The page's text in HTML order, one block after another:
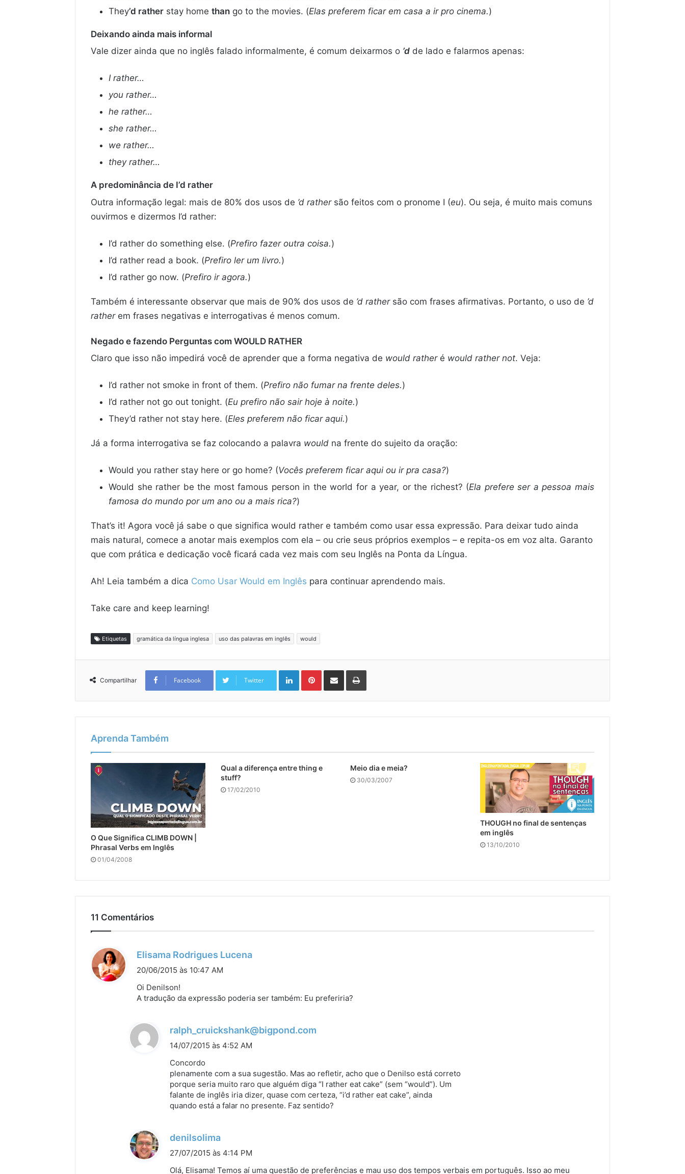
They’d rather stay home than go to the movies. (Elas preferem ficar em casa a ir pro cinema.)
Deixando ainda mais informal
Vale dizer ainda que no inglês falado informalmente, é comum deixarmos o ’d de lado e falarmos apenas:
I rather…
you rather…
he rather…
she rather…
we rather…
they rather…
A predominância de I’d rather
Outra informação legal: mais de 80% dos usos de ’d rathersão feitos com o pronome I (eu). Ou seja, é muito mais comuns
ouvirmos e dizermos I’d rather:
I’d rather do something else. (Prefiro fazer outra coisa.)
I’d rather read a book. (Prefiro ler um livro.)
I’d rather go now. (Prefiro ir agora.)
Também é interessante observar que mais de 90% dos usos de ’d rathersão com frases afirmativas. Portanto, o uso de ’d
ratherem frases negativas e interrogativas é menos comum.
Negado e fazendo Perguntas com WOULD RATHER
Claro que isso não impedirá você de aprender que a forma negativa de would ratheré would rather not. Veja:
I’d rather not smoke in front of them. (Prefiro não fumar na frente deles.)
I’d rather not go out tonight. (Eu prefiro não sair hoje à noite.)
They’d rather not stay here. (Eles preferem não ficar aqui.)
Já a forma interrogativa se faz colocando a palavra would na frente do sujeito da oração:
Would you rather stay here or go home? (Vocês preferem ficar aqui ou ir pra casa?)
Would she rather be the most famous person in the world for a year, or the richest? (Ela prefere ser a pessoa mais
famosa do mundo por um ano ou a mais rica?)
That’s it! Agora você já sabe o que significa would rather e também como usar essa expressão. Para deixar tudo ainda
mais natural, comece a anotar mais exemplos com ela – ou crie seus próprios exemplos – e repita-os em voz alta. Garanto
que com prática e dedicação você ficará cada vez mais com seu Inglês na Ponta da Língua.
Ah! Leia também a dica Como Usar Would em Inglês para continuar aprendendo mais.
Take care and keep learning!
Etiquetas gramática da língua inglesa uso das palavras em inglês would
Compartilhar Facebook Twitter
LinkedinPinterest
Compartilhar via e-mail Imprimir
Aprenda Também
O Que Significa CLIMB DOWN |
Phrasal Verbs em Inglês
01/04/2008
Qual a diferença entre thing e
stuff?
17/02/2010
Meio dia e meia?
30/03/2007
THOUGH no final de sentenças
em inglês
13/10/2010
11 Comentários
Elisama Rodrigues Lucena
s
20/06/2015 às 10:47 AM
Oi Denilson!
A tradução da expressão poderia ser também: Eu preferiria?
ralph_cruickshank@bigpond.com
s
e
:
14/07/2015 às 4:52 AM
Concordo
plenamente com a sua sugestão. Mas ao refletir, acho que o Denilso está correto
porque seria muito raro que alguém diga “I rather eat cake” (sem “would”). Um
falante de inglês iria dizer, quase com certeza, “i’d rather eat cake”, ainda
quando está a falar no presente. Faz sentido?
denilsolima
27/07/2015 às 4:14 PM
Olá, Elisama! Temos aí uma questão de preferências e mau uso dos tempos verbais em português. Isso ao meu